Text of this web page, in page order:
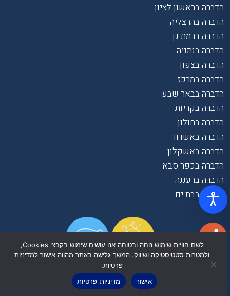
הדברה בראשון לציון
הדברה בהרצליה
הדברה ברמת גן
הדברה בנתניה
הדברה בצפון
הדברה במרכז
הדברה בבאר שבע
הדברה בקריות
הדברה בחולון
הדברה באשדוד
הדברה באשקלון
הדברה בכפר סבא
הדברה ברעננה
הדברה בבת ים
לשם חוויית שימוש נוחה ובטוחה אנו עושים שימוש בקבצי Cookies,
ולמטרות סטטיסטיקה ושיווק. המשך גלישה באתר מהווה אישור למדיניות
פרטיות.
אישור
מדיניות פרטיות